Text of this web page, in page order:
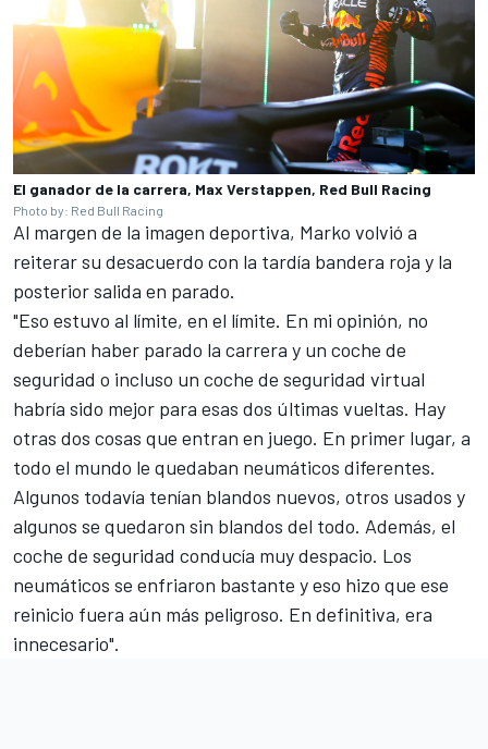
El ganador de la carrera, Max Verstappen, Red Bull Racing
Photo by: Red Bull Racing
Al margen de la imagen deportiva, Marko volvió a
reiterar su desacuerdo con la tardía bandera roja y la
posterior salida en parado.
"Eso estuvo al límite, en el límite. En mi opinión, no
deberían haber parado la carrera y un coche de
seguridad o incluso un coche de seguridad virtual
habría sido mejor para esas dos últimas vueltas. Hay
otras dos cosas que entran en juego. En primer lugar, a
todo el mundo le quedaban neumáticos diferentes.
Algunos todavía tenían blandos nuevos, otros usados y
algunos se quedaron sin blandos del todo. Además, el
coche de seguridad conducía muy despacio. Los
neumáticos se enfriaron bastante y eso hizo que ese
reinicio fuera aún más peligroso. En definitiva, era
innecesario".